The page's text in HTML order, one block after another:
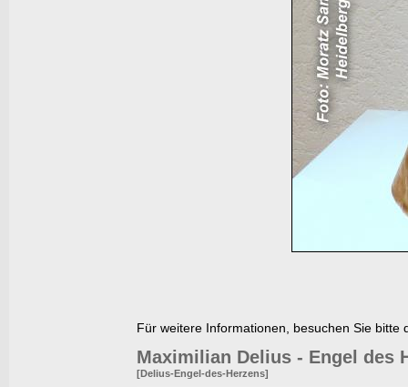
Für weitere Informationen, besuchen Sie bitte
Maximilian Delius - Engel des
[Delius-Engel-des-Herzens]